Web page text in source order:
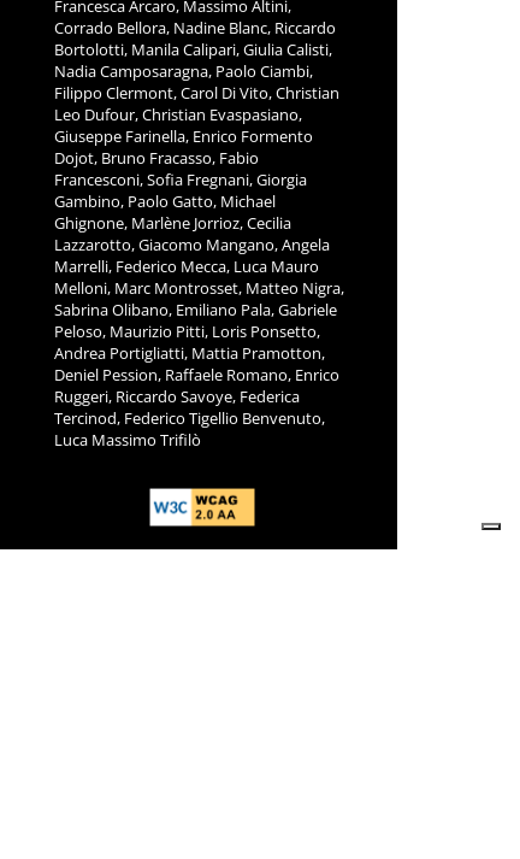
Francesca Arcaro, Massimo Altini,
Corrado Bellora, Nadine Blanc, Riccardo
Bortolotti, Manila Calipari, Giulia Calisti,
Nadia Camposaragna, Paolo Ciambi,
Filippo Clermont, Carol Di Vito, Christian
Leo Dufour, Christian Evaspasiano,
Giuseppe Farinella, Enrico Formento
Dojot, Bruno Fracasso, Fabio
Francesconi, Sofia Fregnani, Giorgia
Gambino, Paolo Gatto, Michael
Ghignone, Marlène Jorrioz, Cecilia
Lazzarotto, Giacomo Mangano, Angela
Marrelli, Federico Mecca, Luca Mauro
Melloni, Marc Montrosset, Matteo Nigra,
Sabrina Olibano, Emiliano Pala, Gabriele
Peloso, Maurizio Pitti, Loris Ponsetto,
Andrea Portigliatti, Mattia Pramotton,
Deniel Pession, Raffaele Romano, Enrico
Ruggeri, Riccardo Savoye, Federica
Tercinod, Federico Tigellio Benvenuto,
Luca Massimo Trifilò